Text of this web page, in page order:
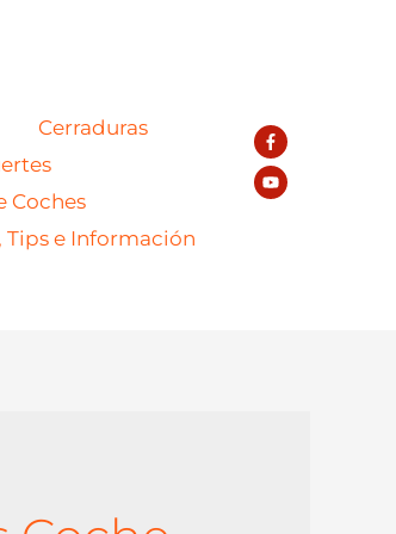
Cerraduras
Coches
Tips e Información